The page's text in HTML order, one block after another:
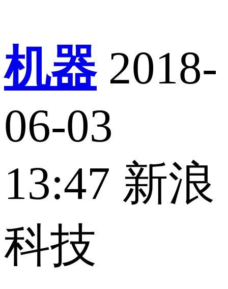
机器 2018-
06-03
13:47 新浪
科技